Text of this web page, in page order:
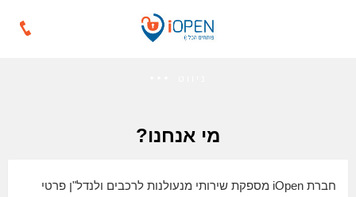
מי אנחנו?
חברת iOpen מספקת שירותי מנעולנות לרכבים ולנדל"ן פרטי